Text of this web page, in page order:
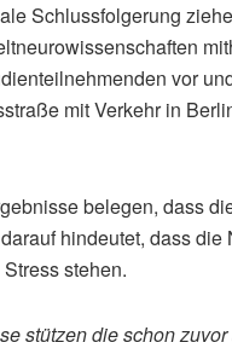
Schlussfolgerung
vor
mit Verkehr in
belegen, dass
hindeutet, dass
stehen.
stützen die schon